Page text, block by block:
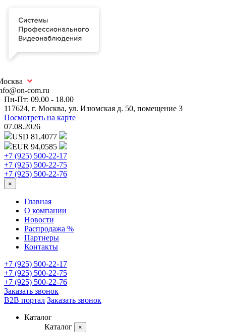
com.ru
Пн-Пт: 09.00 - 18.00
117624, г. Москва, ул. Изюмская д. 50, помещение 3
Посмотреть на карте
07.08.2026
USD 81,4077
EUR 94,0585
+7 (925) 500-22-17
+7 (925) 500-22-75
+7 (925) 500-22-76
×
Главная
О компании
Новости
Распродажа %
Партнеры
Контакты
+7 (925) 500-22-17
+7 (925) 500-22-75
+7 (925) 500-22-76
Заказать звонок
B2B портал Заказать звонок
Каталог
Каталог
×